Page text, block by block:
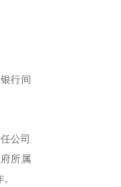
行间
公司
所属